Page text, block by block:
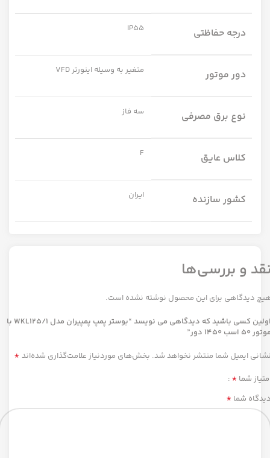
درجه حفاظتی IP55
دور موتور متغیر به وسیله اینورتر VFD
نوع برق مصرفی سه فاز
کلاس عایق F
کشور سازنده ایران
و بررسی‌ها
دیدگاهی برای این محصول نوشته نشده است.
اولین کسی باشید که دیدگاهی می نویسد “بوستر پمپ پمپیران مدل WKL125/1 با
50 اسب 1450 دور”
ایمیل شما منتشر نخواهد شد. بخش‌های موردنیاز علامت‌گذاری شده‌اند *
شما *
شما *